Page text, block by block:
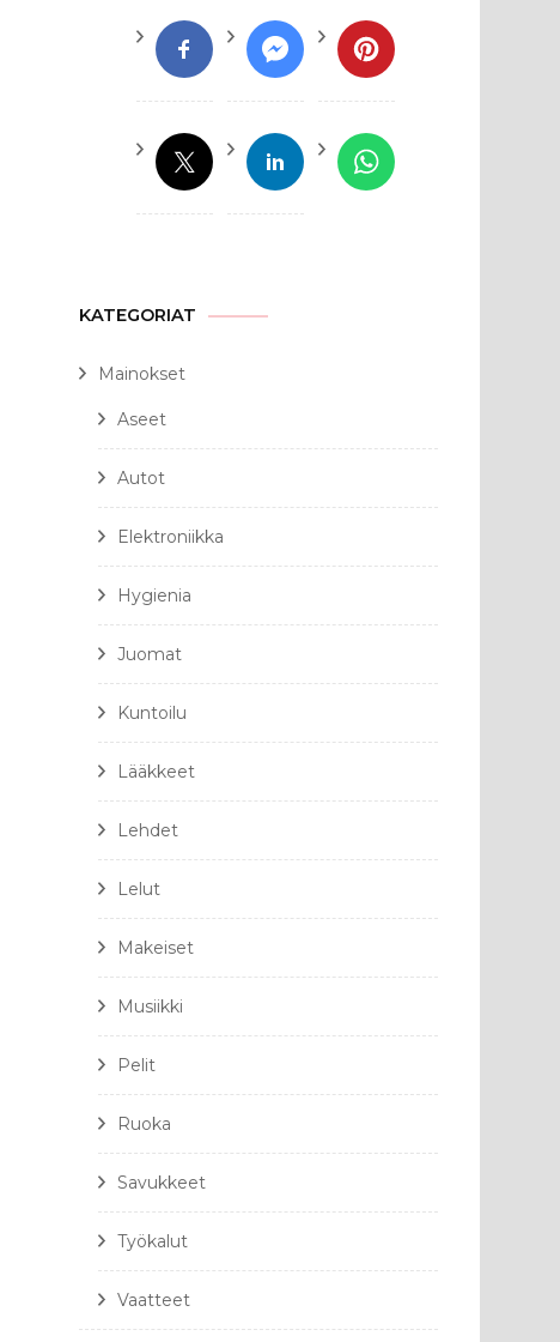
KATEGORIAT
Mainokset
Aseet
Autot
Elektroniikka
Hygienia
Juomat
Kuntoilu
Lääkkeet
Lehdet
Lelut
Makeiset
Musiikki
Pelit
Ruoka
Savukkeet
Työkalut
Vaatteet